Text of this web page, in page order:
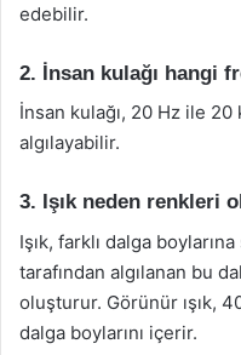
edebilir.
2. İnsan kulağı hangi
İnsan kulağı, 20 Hz ile 20
algılayabilir.
3. Işık neden renkleri
Işık, farklı dalga
tarafından algılanan bu
oluşturur. Görünür ışık,
dalga boylarını içerir.